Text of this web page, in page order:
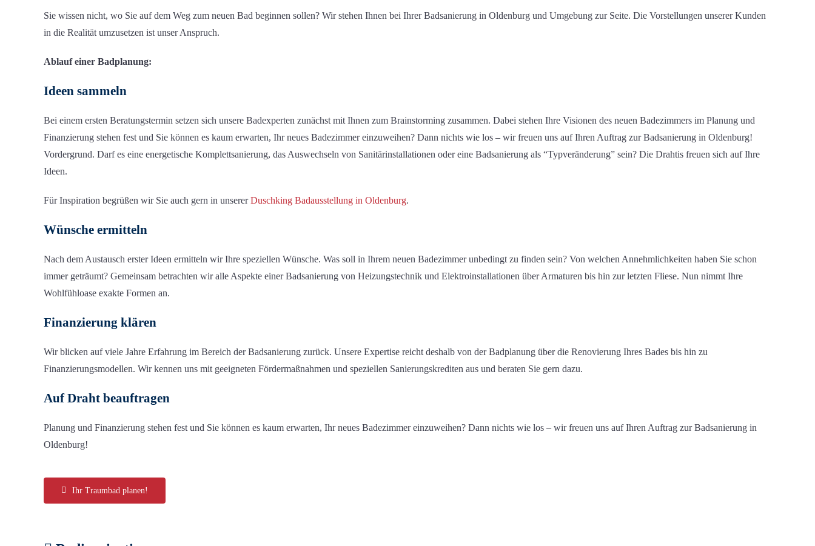
Sie wissen nicht, wo Sie auf dem Weg zum neuen Bad beginnen sollen? Wir stehen Ihnen bei Ihrer Badsanierung in Oldenburg und Umgebung zur Seite. Die Vorstellungen unserer Kunden
in die Realität umzusetzen ist unser Anspruch.
Ablaufeiner Badplanung:
Ideen sammeln
Bei einem ersten Beratungstermin setzen sich unsere Badexperten zunächst mit Ihnen zum Brainstorming zusammen. Dabei stehen Ihre Visionen des neuen Badezimmers im Planung und
Finanzierung stehen fest und Sie können es kaum erwarten, Ihr neues Badezimmer einzuweihen? Dann nichts wie los – wir freuen uns auf Ihren Auftrag zur Badsanierung in Oldenburg!
Vordergrund. Darf es eine energetische Komplettsanierung, das Auswechseln von Sanitärinstallationen oder eine Badsanierung als “Typveränderung” sein? Die Drahtis freuen sich auf Ihre
Ideen.
Für Inspiration begrüßen wir Sie auch gern in unsererDuschking Badausstellung in Oldenburg.
Wünsche ermitteln
Nach dem Austausch erster Ideen ermitteln wirIhre speziellen Wünsche. Was soll in Ihrem neuen Badezimmerunbedingt zu finden sein? Von welchen Annehmlichkeiten haben Sie schon
immer geträumt? Gemeinsam betrachten wir alle Aspekte einer Badsanierung von Heizungstechnik und Elektroinstallationen überArmaturen bis hin zur letzten Fliese. Nun nimmt Ihre
Wohlfühloase exakte Formen an.
Finanzierung klären
Wirblicken auf viele Jahre Erfahrung im Bereich derBadsanierung zurück. Unsere Expertise reicht deshalb von der Badplanung über die Renovierung Ihres Bades bis hin zu
Finanzierungsmodellen. Wir kennen uns mit geeigneten Fördermaßnahmen und speziellen Sanierungskrediten aus und beraten Sie gern dazu.
Auf Draht beauftragen
Planung und Finanzierung stehen fest und Sie können es kaum erwarten, Ihr neues Badezimmer einzuweihen? Dann nichts wie los – wir freuen uns auf Ihren Auftrag zur Badsanierung in
Oldenburg!
Ihr Traumbad planen!